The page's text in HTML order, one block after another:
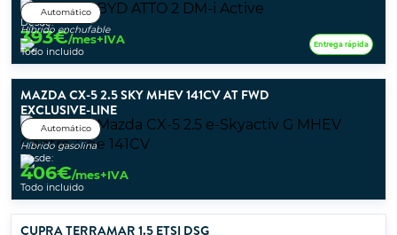
Automático
Híbrido enchufable
Desde:
393€/mes+IVA
Todo incluido
Entrega rápida
MAZDA CX-5 2.5 SKY MHEV 141CV AT FWD
EXCLUSIVE-LINE
Automático
Híbrido gasolina
Desde:
406€/mes+IVA
Todo incluido
CUPRA TERRAMAR 1.5 ETSI DSG